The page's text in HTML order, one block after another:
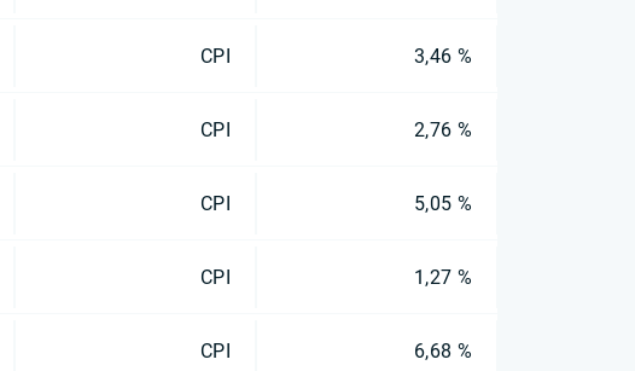
CPI 3,46 %
CPI 2,76 %
CPI 5,05 %
CPI 1,27 %
CPI 6,68 %